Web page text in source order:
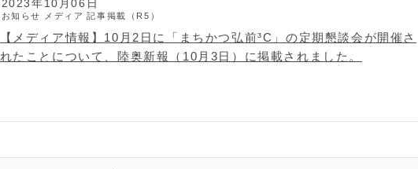
2023年10月06日
お知らせ メディア 記事掲載（R5）
【メディア情報】10月2日に「まちかつ弘前³C」の定期懇談会が開催さ
れたことについて、陸奥新報（10月3日）に掲載されました。